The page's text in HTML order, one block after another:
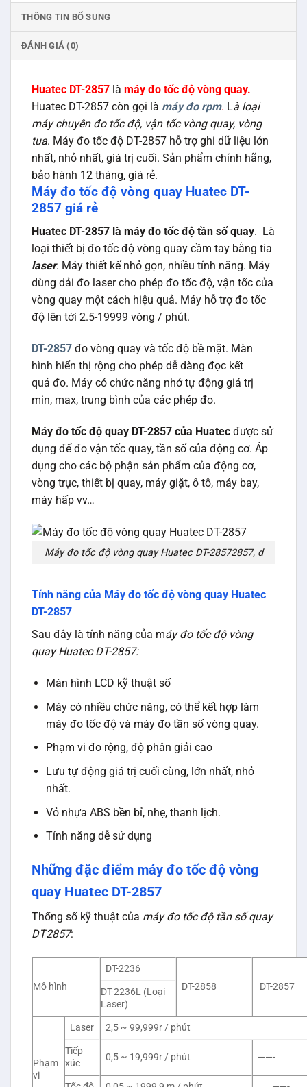
THÔNG TIN BỔ SUNG
ĐÁNH GIÁ (0)
Huatec DT-2857 là máy đo tốc độ vòng quay.
Huatec DT-2857 còn gọi là máy đo rpm. Là loại
máy chuyên đo tốc độ, vận tốc vòng quay, vòng
tua. Máy đo tốc độ DT-2857 hỗ trợ ghi dữ liệu lớn
nhất, nhỏ nhất, giá trị cuối. Sản phẩm chính hãng,
bảo hành 12 tháng, giá rẻ.
Máy đo tốc độ vòng quay Huatec DT-
2857 giá rẻ
Huatec DT-2857 là máy đo tốc độ tần số quay. Là
loại thiết bị đo tốc độ vòng quay cầm tay bằng tia
laser. Máy thiết kế nhỏ gọn, nhiều tính năng. Máy
dùng dải đo laser cho phép đo tốc độ, vận tốc của
vòng quay một cách hiệu quả. Máy hỗ trợ đo tốc
độ lên tới 2.5-19999 vòng / phút.
DT-2857 đo vòng quay và tốc độ bề mặt. Màn
hình hiển thị rộng cho phép dễ dàng đọc kết
quả đo. Máy có chức năng nhớ tự động giá trị
min, max, trung bình của các phép đo.
Máy đo tốc độ quay DT-2857 của Huatec được sử
dụng để đo vận tốc quay, tần số của động cơ. Áp
dụng cho các bộ phận sản phẩm của động cơ,
vòng trục, thiết bị quay, máy giặt, ô tô, máy bay,
máy hấp vv…
Máy đo tốc độ vòng quay Huatec DT-28572857, d
Tính năng của Máy đo tốc độ vòng quay Huatec
DT-2857
Sau đây là tính năng của máy đo tốc độ vòng
quay Huatec DT-2857:
Màn hình LCD kỹ thuật số
Máy có nhiều chức năng, có thể kết hợp làm
máy đo tốc độ và máy đo tần số vòng quay.
Phạm vi đo rộng, độ phân giải cao
Lưu tự động giá trị cuối cùng, lớn nhất, nhỏ
nhất.
Vỏ nhựa ABS bền bỉ, nhẹ, thanh lịch.
Tính năng dễ sử dụng
Những đặc điểm máy đo tốc độ vòng
quay Huatec DT-2857
Thống số kỹ thuật của máy đo tốc độ tần số quay
DT2857:
Mô hình
DT-2236
DT-2858
DT-2857
DT-2236L (Loại
Laser)
Phạm
vi
Laser
2,5 ~ 99,999r / phút
Tiếp
xúc
0,5 ~ 19,999r / phút ——-